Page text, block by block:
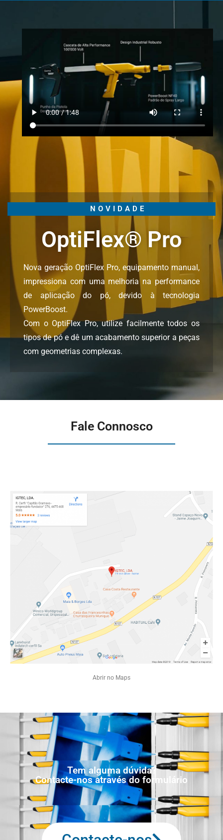
NOVIDADE
OptiFlex® Pro
Nova geração OptiFlex Pro, equipamento manual,
impressiona com uma melhoria na performance
de aplicação do pó, devido à tecnologia
PowerBoost.
Com o OptiFlex Pro, utilize facilmente todos os
tipos de pó e dê um acabamento superior a peças
com geometrias complexas.
Fale Connosco
Abrir no Maps
Tem alguma dúvida?
Contacte-nos através do formulário